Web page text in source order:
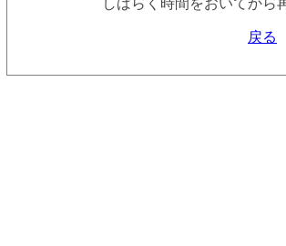
しばらく時間をおいてから
戻る